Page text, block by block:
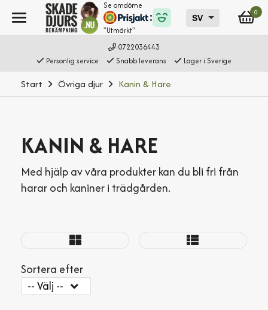
0722036443
Personlig service
Snabb leverans Lager i Sverige
Start Övriga djur Kanin & Hare
KANIN & HARE
Med hjälp av våra produkter kan du bli fri från
harar och kaniner i trädgården.
Sortera efter
Se omdöme
"Utmärkt"
0